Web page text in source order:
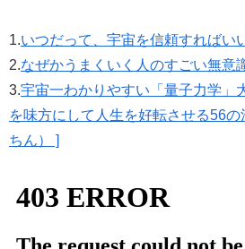
1.いつだって、宇宙を信頼すればい
2.なぜかうまくいく人のすごい無意
3.宇宙一わかりやすい「量子力学」
を味方にして人生を好転させる56
ちん） ]